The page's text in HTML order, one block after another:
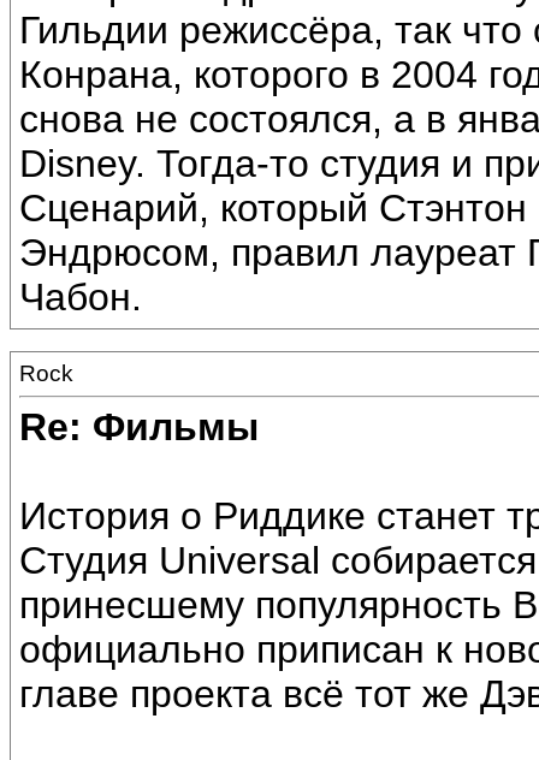
Гильдии режиссёра, так
Конрана, которого в 2004
снова не состоялся, а в
Disney. Тогда-то студия и
Сценарий, который
Эндрюсом, правил лауреат
Чабон.
Rock
Re: Фильмы
История о Риддике станет
Студия Universal
принесшему популярность
официально приписан к
главе проекта всё тот же